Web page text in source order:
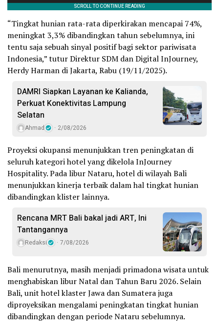
“Tingkat hunian rata-rata diperkirakan mencapai 74%,
meningkat 3,3% dibandingkan tahun sebelumnya, ini
tentu saja sebuah sinyal positif bagi sektor pariwisata
Indonesia,” tutur Direktur SDM dan Digital InJourney,
Herdy Harman di Jakarta, Rabu (19/11/2025).
DAMRI Siapkan Layanan ke Kalianda,
Perkuat Konektivitas Lampung
Selatan
Ahmad 2/08/2026
Proyeksi okupansi menunjukkan tren peningkatan di
seluruh kategori hotel yang dikelola InJourney
Hospitality. Pada libur Nataru, hotel di wilayah Bali
menunjukkan kinerja terbaik dalam hal tingkat hunian
dibandingkan klister lainnya.
Rencana MRT Bali bakal jadi ART, Ini
Tantangannya
Redaksi 7/08/2026
Bali menurutnya, masih menjadi primadona wisata untuk
menghabiskan libur Natal dan Tahun Baru 2026. Selain
Bali, unit hotel klaster Jawa dan Sumatera juga
diproyeksikan mengalami peningkatan tingkat hunian
dibandingkan dengan periode Nataru sebelumnya.